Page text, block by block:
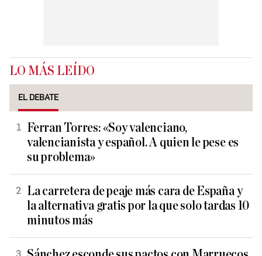
LO MÁS LEÍDO
EL DEBATE
Ferran Torres: «Soy valenciano,
valencianista y español. A quien le pese es
su problema»
La carretera de peaje más cara de España y
la alternativa gratis por la que solo tardas 10
minutos más